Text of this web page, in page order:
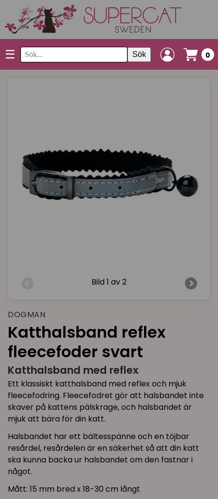
☰ Sök 0
Bild 1 av 2
DOGMAN
Katthalsband reflex
fleecefoder svart
Katthalsband med reflex
Ett klassiskt katthalsband med reflex och mjuk
fleecefodring. Fleecefodret gör att halsbandet inte
skaver på kattens pälskrage, och halsbandet är
mjuk att bära för din katt.
Halsbandet har ett bältesspänne och en töjbar
resårdel, resårdelen är en säkerhet så att din katt
ska kunna backa ur halsbandet om den fastnar i
något.
Mått: 15 mm bred x 18-30 cm långt